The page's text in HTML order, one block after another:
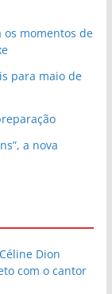
os momentos de
para maio de
a nova
Dion
com o cantor